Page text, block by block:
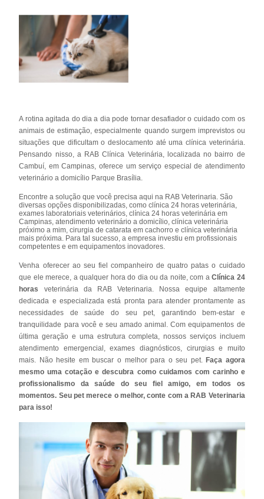
A rotina agitada do dia a dia pode tornar desafiador o cuidado com os
animais de estimação, especialmente quando surgem imprevistos ou
situações que dificultam o deslocamento até uma clínica veterinária.
Pensando nisso, a RAB Clínica Veterinária, localizada no bairro de
Cambuí, em Campinas, oferece um serviço especial de atendimento
veterinário a domicílio Parque Brasília.
Encontre a solução que você precisa aqui na RAB Veterinaria. São
diversas opções disponibilizadas, como clínica 24 horas veterinária,
exames laboratoriais veterinários, clínica 24 horas veterinária em
Campinas, atendimento veterinário a domicílio, clínica veterinária
próximo a mim, cirurgia de catarata em cachorro e clínica veterinária
mais próxima. Para tal sucesso, a empresa investiu em profissionais
competentes e em equipamentos inovadores.
Venha oferecer ao seu fiel companheiro de quatro patas o cuidado
que ele merece, a qualquer hora do dia ou da noite, com aClínica 24
horas
veterinária da RAB Veterinaria. Nossa equipe altamente
dedicada e especializada está pronta para atender prontamente as
necessidades de saúde do seu pet, garantindo bem-estar e
tranquilidade para você e seu amado animal. Com equipamentos de
última geração e uma estrutura completa, nossos serviços incluem
atendimento emergencial, exames diagnósticos, cirurgias e muito
mais. Não hesite em buscar o melhor para o seu pet.Faça agora
mesmo uma cotação e descubra como cuidamos com carinho e
profissionalismo da saúde do seu fiel amigo, em todos os
momentos. Seu pet merece o melhor, conte com a RAB Veterinaria
para isso!